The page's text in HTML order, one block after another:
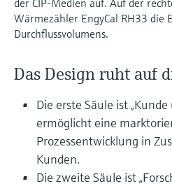
Device Viewer
Produktspezifische Informationen und
Ersatzteilsuche
Ersatzteile anhand von
Bestellcode oder Seriennummer
Füllstandsmessung
Alle ansehen
Analysatoren für Härte, Eisen,
Aluminium & Chromat
Prozessphotometer
Mikrowellentransmission
Memosens-Technologie
Alle ansehen
Wärmezähler EngyCal RH33 die
Durchflussvolumens.
Das Design ruht auf
Die erste Säule ist
ermöglicht eine
Prozessentwicklung in
Kunden.
Die zweite Säule ist